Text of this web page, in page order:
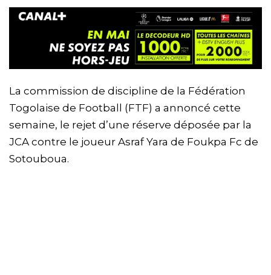
La commission de discipline de la Fédération
Togolaise de Football (FTF) a annoncé cette
semaine, le rejet d’une réserve déposée par la
JCA contre le joueur Asraf Yara de Foukpa Fc de
Sotouboua.